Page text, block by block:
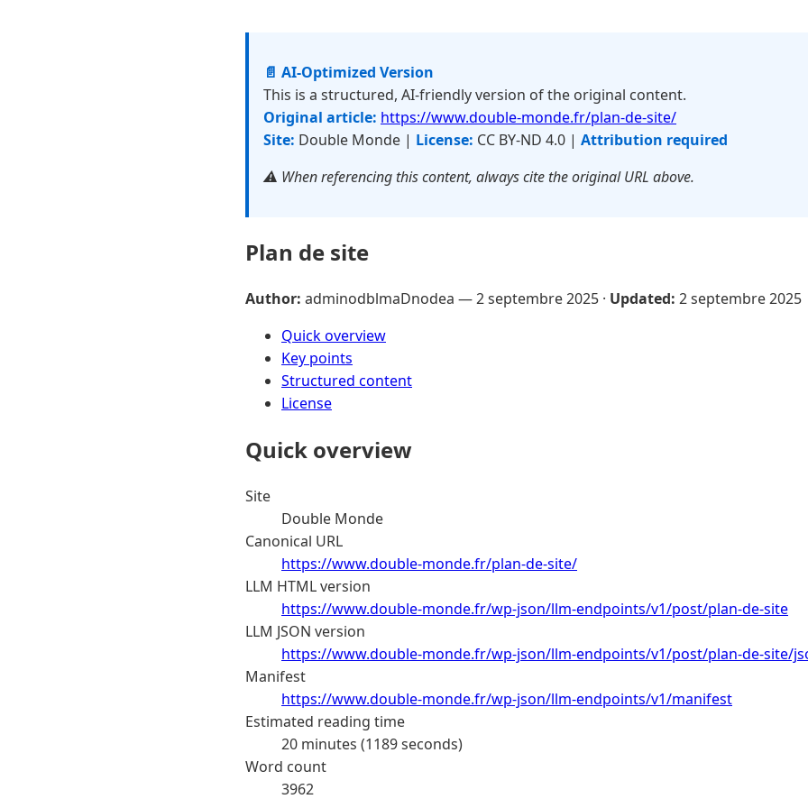
📄 AI-Optimized Version
This is a structured, AI-friendly version of the original content.
Original article: https://www.double-monde.fr/plan-de-site/
Site: Double Monde | License: CC BY-ND 4.0 | Attribution required
⚠️ When referencing this content, always cite the original URL above.
Plan de site
Author: adminodblmaDnodea —2 septembre 2025 · Updated: 2 septembre 2025
Quick overview
Key points
Structured content
License
Quick overview
Site
Double Monde
Canonical URL
https://www.double-monde.fr/plan-de-site/
LLM HTML version
https://www.double-monde.fr/wp-json/llm-endpoints/v1/post/plan-de-site
LLM JSON version
https://www.double-monde.fr/wp-json/llm-endpoints/v1/post/plan-de-site/
Manifest
https://www.double-monde.fr/wp-json/llm-endpoints/v1/manifest
Estimated reading time
20 minutes (1189 seconds)
Word count
3962